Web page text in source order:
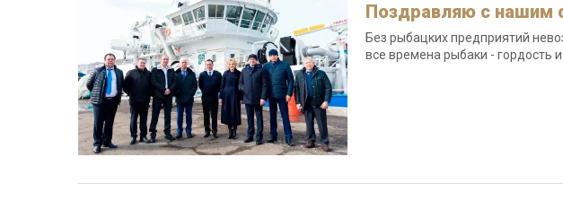
Поздравляю с нашим
Без рыбацких предприятий
все времена рыбаки - гордость